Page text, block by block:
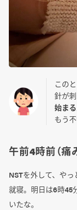
この
針が
始ま
もう
午前4時前（痛
NSTを外して、や
就寝。明日は6時45
いたな。